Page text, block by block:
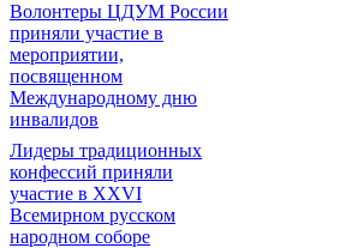
Волонтеры ЦДУМ России
приняли участие в
мероприятии,
посвященном
Международному дню
инвалидов
Лидеры традиционных
конфессий приняли
участие в XXVI
Всемирном русском
народном соборе